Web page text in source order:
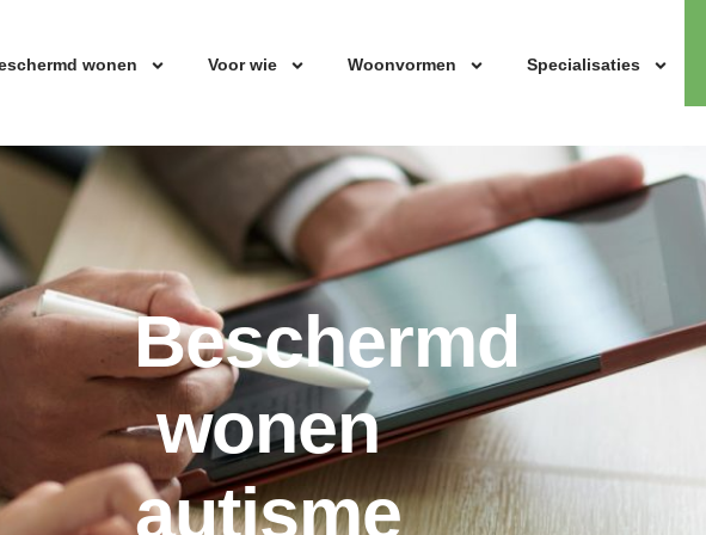
wonen Voor wie Woonvormen Specialisaties
Beschermd
wonen
autisme